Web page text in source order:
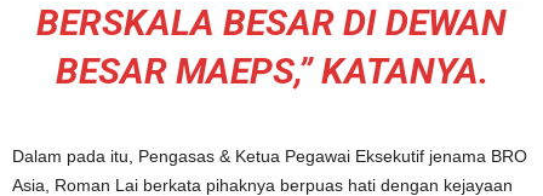
BERSKALA BESAR DI DEWAN
BESAR MAEPS,” KATANYA.
Dalam pada itu, Pengasas & Ketua Pegawai Eksekutif jenama BRO
Asia, Roman Lai berkata pihaknya berpuas hati dengan kejayaan